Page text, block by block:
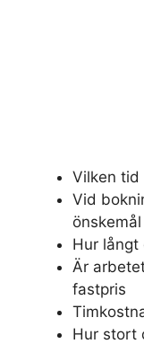
Vilken tid
Vid
önskemål
Hur
Är
fastpris
Hur stort